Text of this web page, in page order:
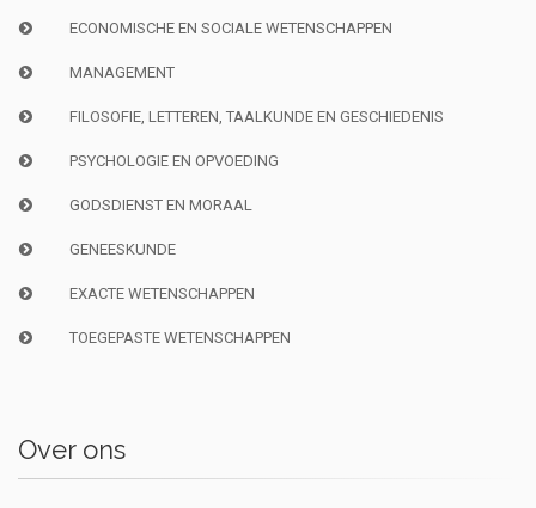
ECONOMISCHE EN SOCIALE WETENSCHAPPEN
MANAGEMENT
FILOSOFIE, LETTEREN, TAALKUNDE EN GESCHIEDENIS
PSYCHOLOGIE EN OPVOEDING
GODSDIENST EN MORAAL
GENEESKUNDE
EXACTE WETENSCHAPPEN
TOEGEPASTE WETENSCHAPPEN
Over ons